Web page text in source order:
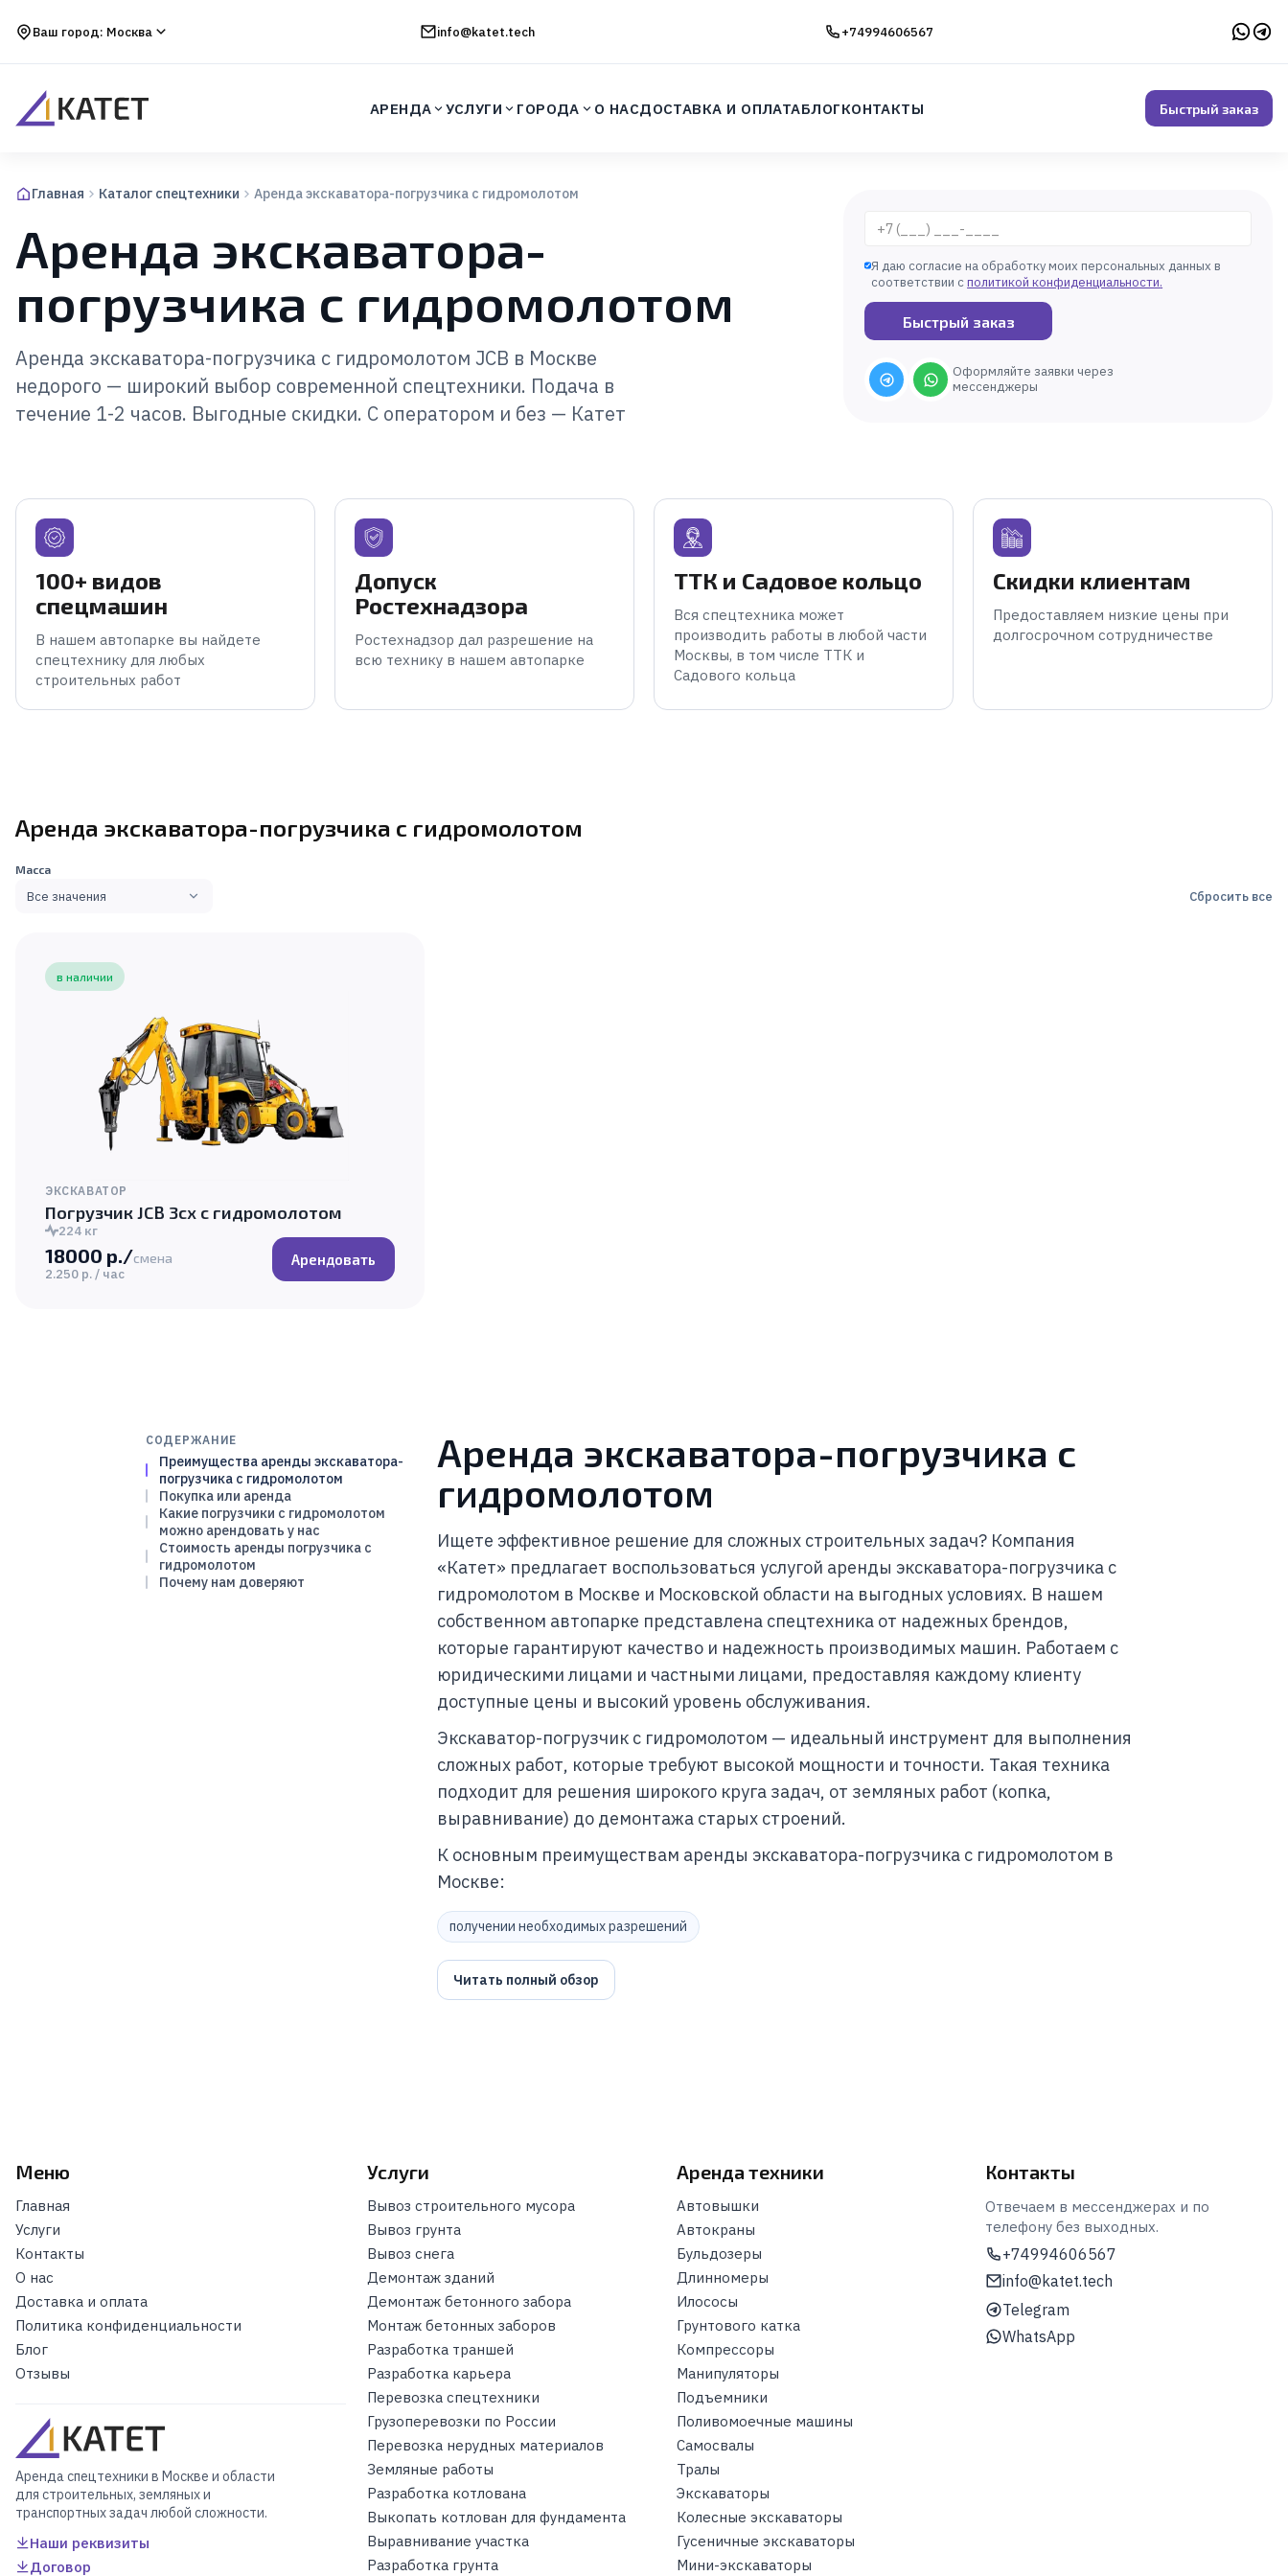
Ваш город: Москва info@katet.tech +74994606567
АРЕНДА УСЛУГИ ГОРОДА О НАСДОСТАВКА И ОПЛАТАБЛОГКОНТАКТЫ Быстрый заказ
Главная Каталог спецтехники Аренда экскаватора-погрузчика с гидромолотом
Аренда экскаватора-
погрузчика с гидромолотом
Аренда экскаватора-погрузчика с гидромолотом JCB в Москве
недорого — широкий выбор современной спецтехники. Подача в
течение 1-2 часов. Выгодные скидки. С оператором и без — Катет
Телефон
Я даю согласие на обработку моих персональных данных в
соответствии сполитикой конфиденциальности.
Быстрый заказ
Оформляйте заявки через
мессенджеры
100+ видов
спецмашин
В нашем автопарке вы найдете
спецтехнику для любых
строительных работ
Допуск
Ростехнадзора
Ростехнадзор дал разрешение на
всю технику в нашем автопарке
ТТК и Садовое кольцо
Вся спецтехника может
производить работы в любой части
Москвы, в том числе ТТК и
Садового кольца
Скидки клиентам
Предоставляем низкие цены при
долгосрочном сотрудничестве
Аренда экскаватора-погрузчика с гидромолотом
Масса
Все значения Сбросить все
в наличии
ЭКСКАВАТОР
Погрузчик JCB 3cx с гидромолотом
224 кг
18000 р./смена
2.250 р. / час
Арендовать
СОДЕРЖАНИЕ
Преимущества аренды экскаватора-
погрузчика с гидромолотом
Покупка или аренда
Какие погрузчики с гидромолотом
можно арендовать у нас
Стоимость аренды погрузчика с
гидромолотом
Почему нам доверяют
Аренда экскаватора-погрузчика с
гидромолотом
Ищете эффективное решение для сложных строительных задач? Компания
«Катет» предлагает воспользоваться услугой аренды экскаватора-погрузчика с
гидромолотом в Москве и Московской области на выгодных условиях. В нашем
собственном автопарке представлена спецтехника от надежных брендов,
которые гарантируют качество и надежность производимых машин. Работаем с
юридическими лицами и частными лицами, предоставляя каждому клиенту
доступные цены и высокий уровень обслуживания.
Экскаватор-погрузчик с гидромолотом — идеальный инструмент для выполнения
сложных работ, которые требуют высокой мощности и точности. Такая техника
подходит для решения широкого круга задач, от земляных работ (копка,
выравнивание) до демонтажа старых строений.
К основным преимуществам аренды экскаватора-погрузчика с гидромолотом в
Москве:
получении необходимых разрешений
Читать полный обзор
Меню
Главная
Услуги
Контакты
О нас
Доставка и оплата
Политика конфиденциальности
Блог
Отзывы
Аренда спецтехники в Москве и области
для строительных, земляных и
транспортных задач любой сложности.
Наши реквизиты
Договор
Услуги
Вывоз строительного мусора
Вывоз грунта
Вывоз снега
Демонтаж зданий
Демонтаж бетонного забора
Монтаж бетонных заборов
Разработка траншей
Разработка карьера
Перевозка спецтехники
Грузоперевозки по России
Перевозка нерудных материалов
Земляные работы
Разработка котлована
Выкопать котлован для фундамента
Выравнивание участка
Разработка грунта
Аренда техники
Автовышки
Автокраны
Бульдозеры
Длинномеры
Илососы
Грунтового катка
Компрессоры
Манипуляторы
Подъемники
Поливомоечные машины
Самосвалы
Тралы
Экскаваторы
Колесные экскаваторы
Гусеничные экскаваторы
Мини-экскаваторы
Контакты
Отвечаем в мессенджерах и по
телефону без выходных.
+74994606567
info@katet.tech
Telegram
WhatsApp